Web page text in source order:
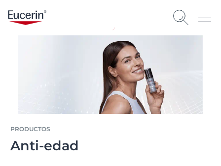
PRODUCTOS
Anti-edad